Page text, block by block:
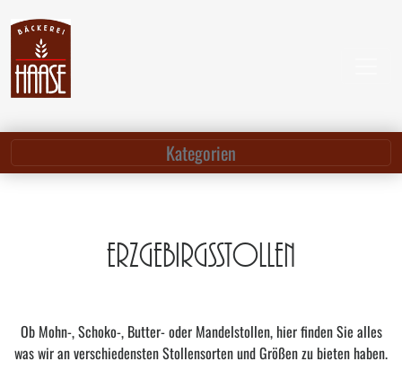
Kategorien
Erzgebirgsstollen
Ob Mohn-, Schoko-, Butter- oder Mandelstollen, hier finden Sie alles
was wir an verschiedensten Stollensorten und Größen zu bieten haben.